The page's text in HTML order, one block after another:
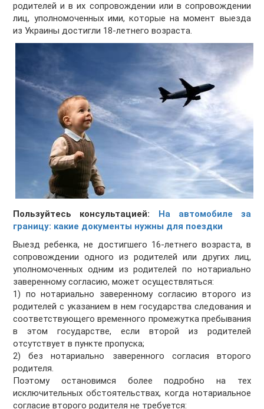
родителей и в их сопровождении или в сопровождении
лиц, уполномоченных ими, которые на момент выезда
из Украины достигли 18-летнего возраста.
Пользуйтесь консультацией: На автомобиле за
границу: какие документы нужны для поездки
Выезд ребенка, не достигшего 16-летнего возраста, в
сопровождении одного из родителей или других лиц,
уполномоченных одним из родителей по нотариально
заверенному согласию, может осуществляться:
1) по нотариально заверенному согласию второго из
родителей с указанием в нем государства следования и
соответствующего временного промежутка пребывания
в этом государстве, если второй из родителей
отсутствует в пункте пропуска;
2) без нотариально заверенного согласия второго
родителя.
Поэтому остановимся более подробно на тех
исключительных обстоятельствах, когда нотариальное
согласие второго родителя не требуется: